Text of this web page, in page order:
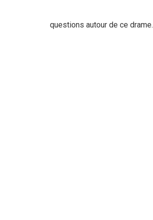
questions autour de ce drame.